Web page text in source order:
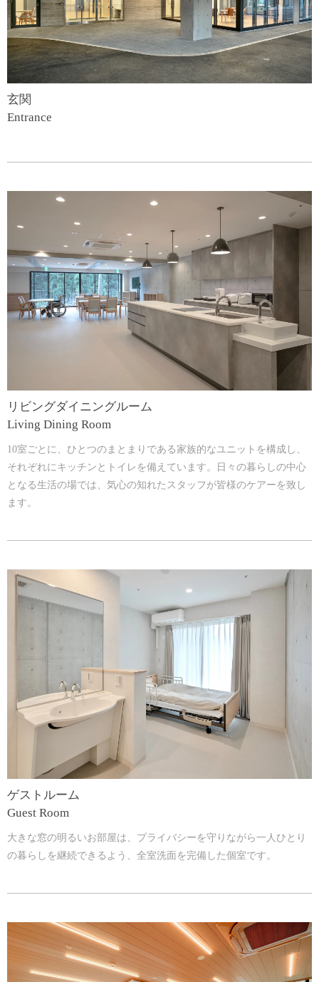
玄関
Entrance
リビングダイニングルーム
Living Dining Room
10室ごとに、ひとつのまとまりである家族的なユニットを構成し、
それぞれにキッチンとトイレを備えています。日々の暮らしの中心
となる生活の場では、気心の知れたスタッフが皆様のケアーを致し
ます。
ゲストルーム
Guest Room
大きな窓の明るいお部屋は、プライバシーを守りながら一人ひとり
の暮らしを継続できるよう、全室洗面を完備した個室です。